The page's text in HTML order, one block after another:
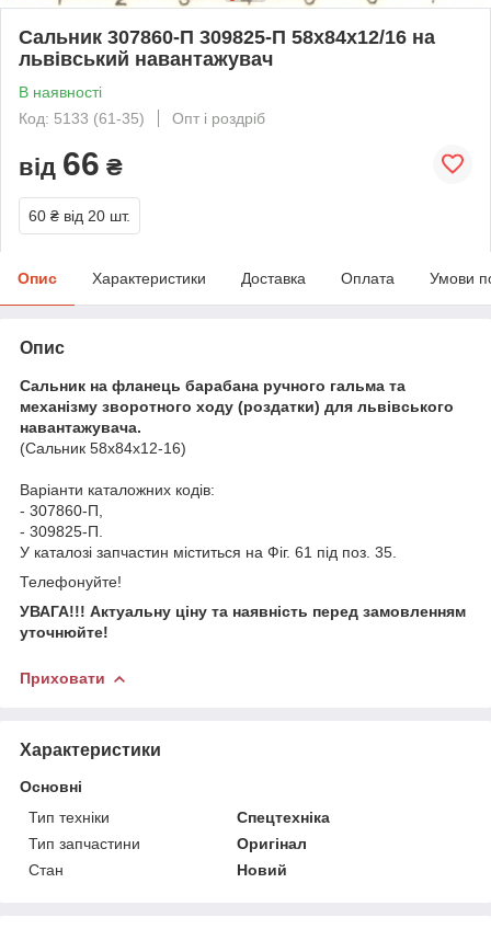
Сальник 307860-П 309825-П 58х84х12/16 на
львівський навантажувач
В наявності
Код: 5133 (61-35)
Опт і роздріб
від 66 ₴
60 ₴ від 20 шт.
Опис Характеристики Доставка Оплата Умови
Опис
Сальник на фланець барабана ручного гальма та
механізму зворотного ходу (роздатки) для львівського
навантажувача.
(Сальник 58х84х12-16)
Варіанти каталожних кодів:
- 307860-П,
- 309825-П.
У каталозі запчастин міститься на Фіг. 61 під поз. 35.
Телефонуйте!
УВАГА!!! Актуальну ціну та наявність перед замовленням
уточнюйте!
Приховати
Характеристики
Основні
Тип техніки
Спецтехніка
Тип запчастини
Оригінал
Стан
Новий